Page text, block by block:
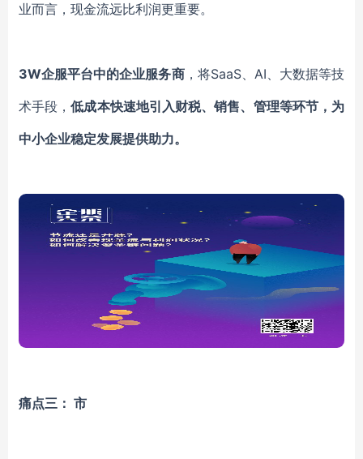
业而言，现金流远比利润更重要。
3W企服平台中的企业服务商，将SaaS、AI、大数据等技
术手段，低成本快速地引入财税、销售、管理等环节，为
中小企业稳定发展提供助力。
痛点三： 市